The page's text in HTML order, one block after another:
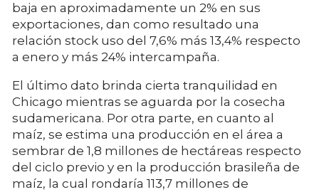
baja en aproximadamente un 2% en sus
exportaciones, dan como resultado una
relación stock uso del 7,6% más 13,4% respecto
a enero y más 24% intercampaña.
El último dato brinda cierta tranquilidad en
Chicago mientras se aguarda por la cosecha
sudamericana. Por otra parte, en cuanto al
maíz, se estima una producción en el área a
sembrar de 1,8 millones de hectáreas respecto
del ciclo previo y en la producción brasileña de
maíz, la cual rondaría 113,7 millones de